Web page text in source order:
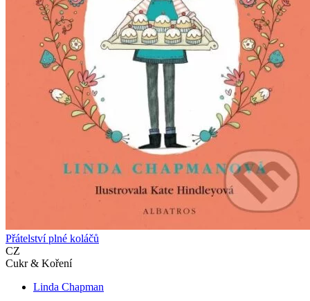
Přátelství plné koláčů
CZ
Cukr & Koření
Linda Chapman